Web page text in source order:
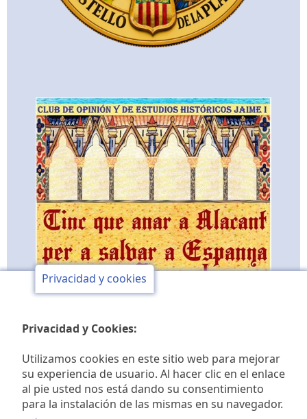
Club de opinión y de
Privacidad y cookies
Privacidad y Cookies:
Utilizamos cookies en este sitio web para mejorar
su experiencia de usuario. Al hacer clic en el enlace
al pie usted nos está dando su consentimiento
para la instalación de las mismas en su navegador.